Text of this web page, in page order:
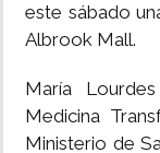
este sábado
Albrook Mall.
María
Medicina
Ministerio de